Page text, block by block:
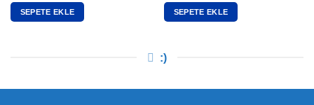
SEPETE EKLE SEPETE EKLE
:)